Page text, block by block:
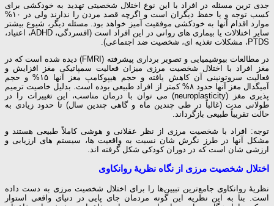
جدی ترین مسئله در افراد با این نوع اختلال شخصیتی تهدید به خودکشی برای
کسب توجه و یا حفظ دیگران است و اگرچه قصد مردن را ندارند ولی در ۱۰%
موارد اقدام آنها به خودکشی موفقیت آمیز خواهد بود. مسئله دیگر، شیوع بیشتر
سایر اختلالات یا بیماری های روانی در این افراد است (افسردگی، ADHD، اعتیاد،
PTDS، مشکلات تغذیه ای، شخصیت ضد اجتماعی).
در مطالعات بیوشیمیایی و تصویر برداری پیشرفته (FMRI) دیده شده است که در
مغز افراد با اختلال شخصیت مرزی میزان فعالیت سمپاتیکی مغز افزایش و
فعالیت سروتونینی آن کاهش یافته و حجم هیپوکامپ مغز آنها ۱۵% و حجم
آمیگدال مغز آنها حدود ۸% کمتر از افراد طبیعی بوده است. بدلیل خاصیت ترمیم
پذیری مغز (neuroplasticity) می توان با درمان مناسب، این تغییرات را در
طولانی مدت (غالباً در طی چندین ماه و گاهی چندین سال) تا حدود زیادی به
حالت تقریباً طبیعی بازگرداند.
توجه: افراد با شخصیت مرزی از نظر عقلانی و هوشی کاملاً طبیعی هستند و
مشکل آنها در طرز نگرش شان نسبت به واقعیت ها، سیستم های ارزیابی و
ارزشی شان است که در دوران کودکی شکل گرفته اند.
اختلال شخصیت مرزی از نگاه نظریهٔ روانکاوی
نظریهٔ روانکاوی جامع‌ترین تبیین‌ها را برای اختلال شخصیت مرزی به دست داده
است. بنا به این نظریه این گونه مردمان جای پایی در دنیای واقعی استوار